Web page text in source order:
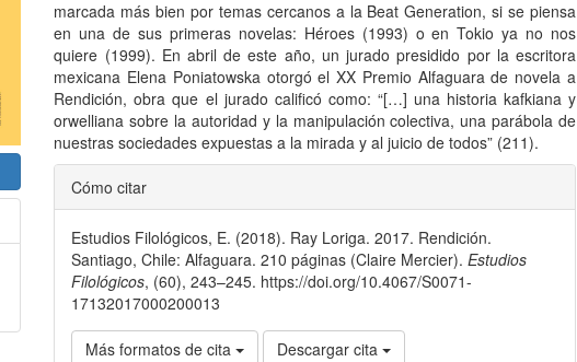
marcada más bien por temas cercanos a la Beat Generation, si se piensa
en una de sus primeras novelas: Héroes (1993) o en Tokio ya no nos
quiere (1999). En abril de este año, un jurado presidido por la escritora
mexicana Elena Poniatowska otorgó el XX Premio Alfaguara de novela a
Rendición, obra que el jurado calificó como: “[…] una historia kafkiana y
orwelliana sobre la autoridad y la manipulación colectiva, una parábola de
nuestras sociedades expuestas a la mirada y al juicio de todos” (211).
Detalles
del
artículo
Cómo citar
Estudios Filológicos, E. (2018). Ray Loriga. 2017. Rendición.
Santiago, Chile: Alfaguara. 210 páginas (Claire Mercier).Estudios
Filológicos, (60), 243–245. https://doi.org/10.4067/S0071-
17132017000200013
Más formatos de cita Descargar cita